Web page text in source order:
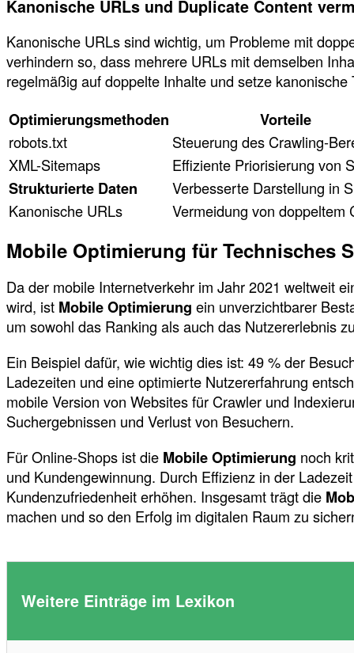
Kanonische URLs und Duplicate Content
Kanonische URLs sind wichtig, um Probleme mit
verhindern so, dass mehrere URLs mit demselben
regelmäßig auf doppelte Inhalte und setze
Optimierungsmethoden Vorteile
robots.txt
Steuerung des Crawling-
XML-Sitemaps
Effiziente Priorisierung von
Strukturierte Daten
Verbesserte Darstellung in
Kanonische URLs
Vermeidung von doppeltem
Mobile Optimierung für Technisches
Da der mobile Internetverkehr im Jahr 2021 weltweit
wird, ist Mobile Optimierung ein unverzichtbarer
um sowohl das Ranking als auch das Nutzererlebnis
Ein Beispiel dafür, wie wichtig dies ist: 49 % der
Ladezeiten und eine optimierte Nutzererfahrung
mobile Version von Websites für Crawler und
Suchergebnissen und Verlust von Besuchern.
Für Online-Shops ist die Mobile Optimierung noch
und Kundengewinnung. Durch Effizienz in der
Kundenzufriedenheit erhöhen. Insgesamt trägt die
machen und so den Erfolg im digitalen Raum zu
Weitere Einträge im Lexikon